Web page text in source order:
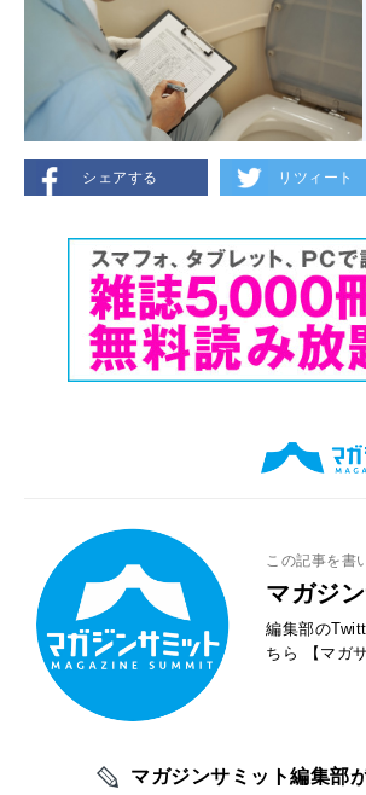
シェアする リツィート
この記事を書
マガジ
編集部の
ちら
【マガ
マガジンサミット編集部